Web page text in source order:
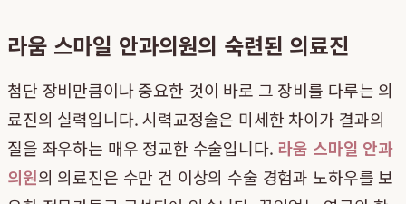
라움 스마일 안과의원의 숙련된 의료진
첨단 장비만큼이나 중요한 것이 바로 그 장비를 다루는 의
료진의 실력입니다. 시력교정술은 미세한 차이가 결과의
질을 좌우하는 매우 정교한 수술입니다. 라움 스마일 안과
의원의 의료진은 수만 건 이상의 수술 경험과 노하우를 보